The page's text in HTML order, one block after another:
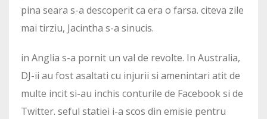
pina seara s-a descoperit ca era o farsa. citeva zile
mai tirziu, Jacintha s-a sinucis.
in Anglia s-a pornit un val de revolte. In Australia,
DJ-ii au fost asaltati cu injurii si amenintari atit de
multe incit si-au inchis conturile de Facebook si de
Twitter. seful statiei i-a scos din emisie pentru